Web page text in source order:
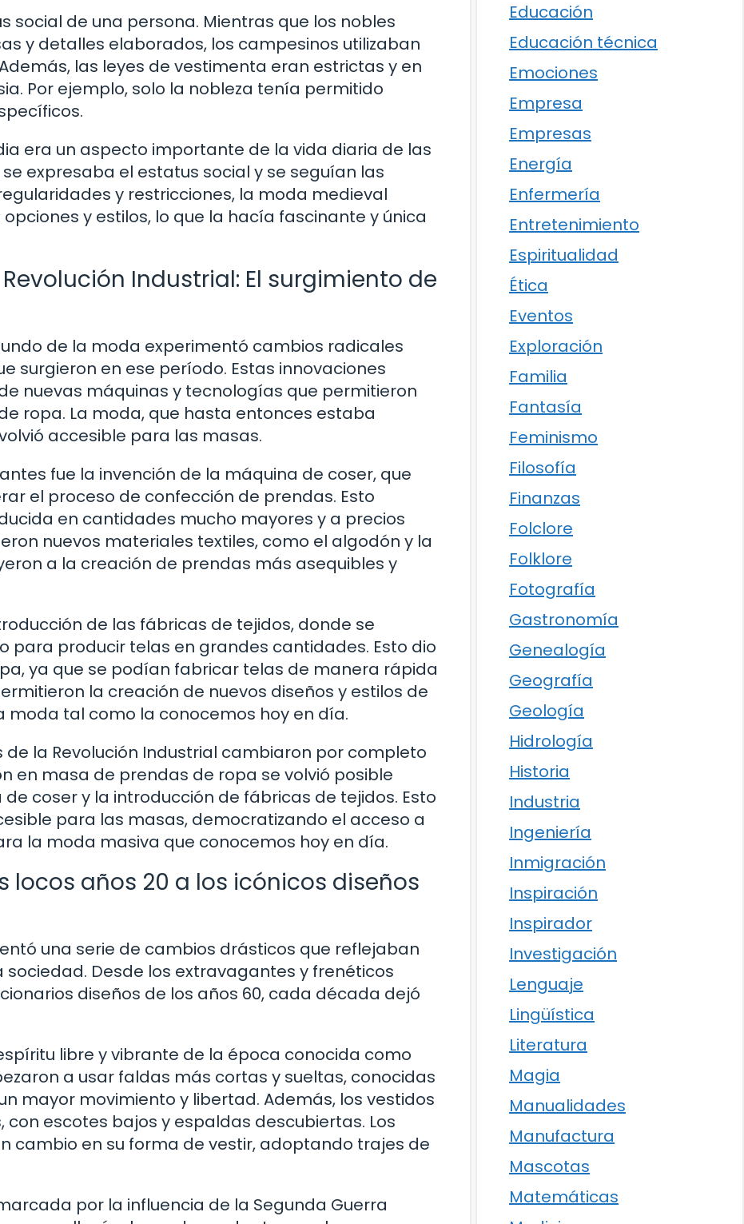
de una persona. Mientras que los nobles
y detalles elaborados, los campesinos utilizaban
las leyes de vestimenta eran estrictas y en
Por ejemplo, solo la nobleza tenía permitido
era un aspecto importante de la vida diaria de las
expresaba el estatus social y se seguían las
y restricciones, la moda medieval
y estilos, lo que la hacía fascinante y única
Industrial: El surgimiento de
de la moda experimentó cambios radicales
surgieron en ese período. Estas innovaciones
nuevas máquinas y tecnologías que permitieron
ropa. La moda, que hasta entonces estaba
accesible para las masas.
fue la invención de la máquina de coser, que
el proceso de confección de prendas. Esto
en cantidades mucho mayores y a precios
nuevos materiales textiles, como el algodón y la
a la creación de prendas más asequibles y
de las fábricas de tejidos, donde se
para producir telas en grandes cantidades. Esto dio
ya que se podían fabricar telas de manera rápida
la creación de nuevos diseños y estilos de
moda tal como la conocemos hoy en día.
de la Revolución Industrial cambiaron por completo
en masa de prendas de ropa se volvió posible
coser y la introducción de fábricas de tejidos. Esto
para las masas, democratizando el acceso a
la moda masiva que conocemos hoy en día.
locos años 20 a los icónicos diseños
una serie de cambios drásticos que reflejaban
sociedad. Desde los extravagantes y frenéticos
diseños de los años 60, cada década dejó
libre y vibrante de la época conocida como
a usar faldas más cortas y sueltas, conocidas
mayor movimiento y libertad. Además, los vestidos
escotes bajos y espaldas descubiertas. Los
cambio en su forma de vestir, adoptando trajes de
por la influencia de la Segunda Guerra
Educación
Educación técnica
Emociones
Empresa
Empresas
Energía
Enfermería
Entretenimiento
Espiritualidad
Ética
Eventos
Exploración
Familia
Fantasía
Feminismo
Filosofía
Finanzas
Folclore
Folklore
Fotografía
Gastronomía
Genealogía
Geografía
Geología
Hidrología
Historia
Industria
Ingeniería
Inmigración
Inspiración
Inspirador
Investigación
Lenguaje
Lingüística
Literatura
Magia
Manualidades
Manufactura
Mascotas
Matemáticas